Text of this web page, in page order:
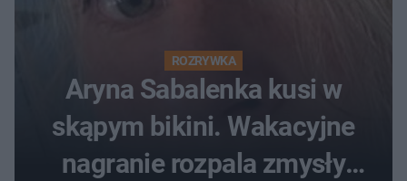
ROZRYWKA
Aryna Sabalenka kusi w
skąpym bikini. Wakacyjne
nagranie rozpala zmysły